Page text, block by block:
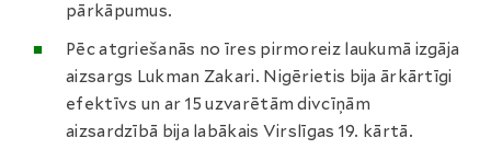
pārkāpumus.
Pēc atgriešanās no īres pirmoreiz laukumā izgāja
aizsargs Lukman Zakari. Nigērietis bija ārkārtīgi
efektīvs un ar 15 uzvarētām divcīņām
aizsardzībā bija labākais Virslīgas 19. kārtā.